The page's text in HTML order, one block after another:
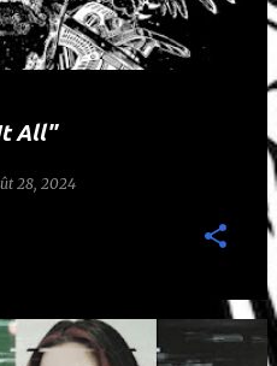
All"
28, 2024